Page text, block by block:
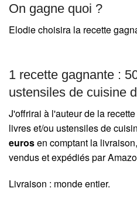
On gagne quoi ?
Elodie choisira la recette
1 recette gagnante :
ustensiles de cuisine
J'offrirai à l'auteur de la
livres et/ou ustensiles de
eurosen comptant la
vendus et expédiés par
Livraison : monde entier.